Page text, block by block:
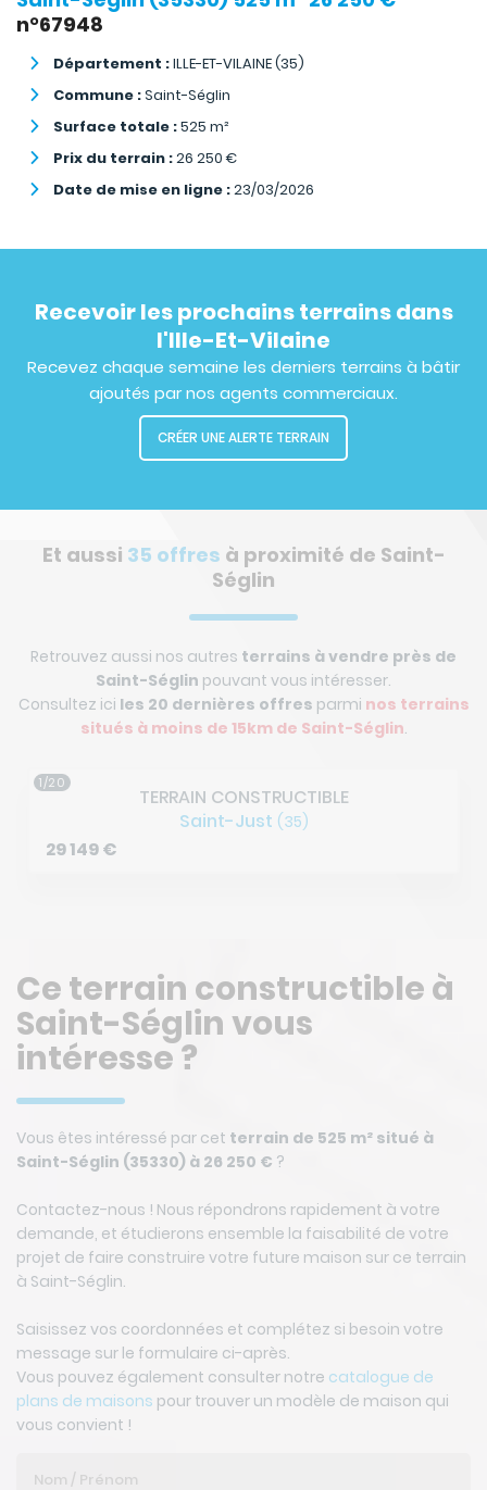
n°67948
Département :ILLE-ET-VILAINE (35)
Commune :Saint-Séglin
Surface totale :525 m²
Prix du terrain :26 250 €
Date de mise en ligne :23/03/2026
Recevoir les prochains terrains dans
l'Ille-Et-Vilaine
Recevez chaque semaine les derniers terrains à bâtir
ajoutés par nos agents commerciaux.
CRÉER UNE ALERTE TERRAIN
Et aussi 35 offres à proximité de Saint-
Séglin
Retrouvez aussi nos autres terrains à vendre près de
Saint-Séglin pouvant vous intéresser.
Consultez ici les 20 dernières offres parmi nos terrains
situés à moins de 15km de Saint-Séglin.
2/20
TERRAIN CONSTRUCTIBLE
Pipriac(35)
52 800€
Ce terrain constructible à
Saint-Séglin vous
intéresse ?
Vous êtes intéressé par cet terrain de 525 m² situé à
Saint-Séglin (35330) à 26 250 € ?
Contactez-nous ! Nous répondrons rapidement à votre
demande, et étudierons ensemble la faisabilité de votre
projet de faire construire votre future maison sur ce terrain
à Saint-Séglin.
Saisissez vos coordonnées et complétez si besoin votre
message sur le formulaire ci-après.
Vous pouvez également consulter notre catalogue de
plans de maisons pour trouver un modèle de maison qui
vous convient !